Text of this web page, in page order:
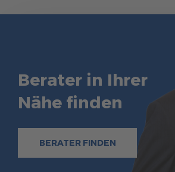
Berater in Ihrer
Nähe finden
BERATER FINDEN